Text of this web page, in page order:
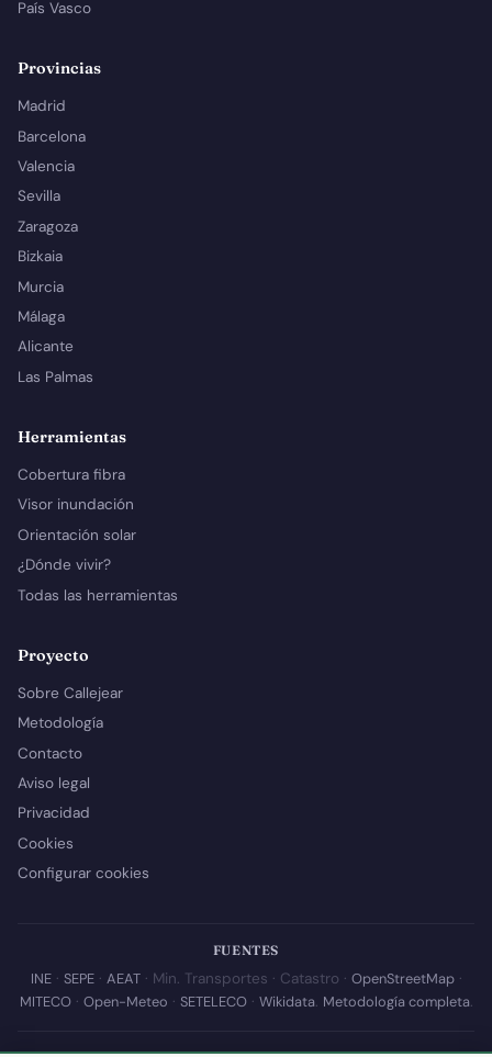
País Vasco
Provincias
Madrid
Barcelona
Valencia
Sevilla
Zaragoza
Bizkaia
Murcia
Málaga
Alicante
Las Palmas
Herramientas
Cobertura fibra
Visor inundación
Orientación solar
¿Dónde vivir?
Todas las herramientas
Proyecto
Sobre Callejear
Metodología
Contacto
Aviso legal
Privacidad
Cookies
Configurar cookies
FUENTES
INE· SEPE· AEAT· Min. Transportes · Catastro · OpenStreetMap·
MITECO· Open-Meteo · SETELECO· Wikidata. Metodología completa.